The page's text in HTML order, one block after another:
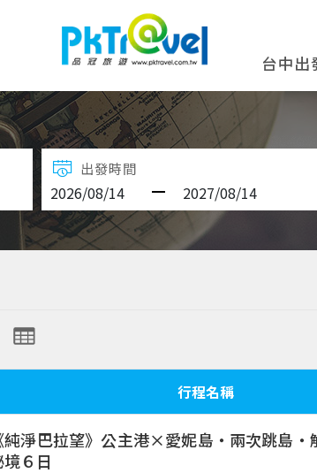
台中出
出發時間
行程名稱
純淨巴拉望》公主港×愛妮島‧兩次跳島‧
６日